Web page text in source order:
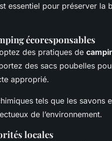
essentiel pour préserver la
écoresponsables
des pratiques de
des sacs poubelles
approprié.
tels que les savons
de l’environnement.
locales